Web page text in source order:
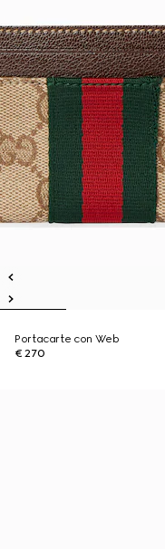
Portacarte con Web
€ 270